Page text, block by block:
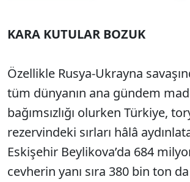
KARA KUTULAR BOZUK
Özellikle Rusya-Ukrayna
tüm dünyanın ana gündem
bağımsızlığı olurken Türkiye,
rezervindeki sırları hâlâ
Eskişehir Beylikova’da 684
cevherin yanı sıra 380 bin ton